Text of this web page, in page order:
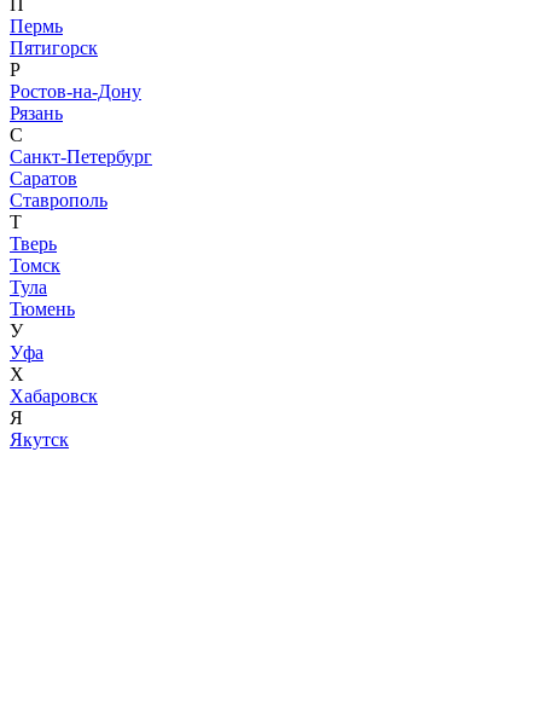
Пермь
Пятигорск
Р
Ростов-на-Дону
Рязань
С
Санкт-Петербург
Саратов
Ставрополь
Т
Тверь
Томск
Тула
Тюмень
У
Уфа
Х
Хабаровск
Я
Якутск